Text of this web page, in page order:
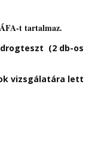
t tartalmaz.
(2 db-os
vizsgálatára lett